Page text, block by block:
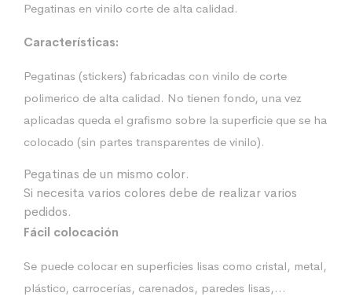
Pegatinas en vinilo corte de alta calidad.
Características:
Pegatinas (stickers) fabricadas con vinilo de corte
polimerico de alta calidad. No tienen fondo, una vez
aplicadas queda el grafismo sobre la superficie que se ha
colocado (sin partes transparentes de vinilo).
Pegatinas de un mismo color.
Si necesita varios colores debe de realizar varios
pedidos.
Fácil colocación
Se puede colocar en superficies lisas como cristal, metal,
plástico, carrocerías, carenados, paredes lisas,…